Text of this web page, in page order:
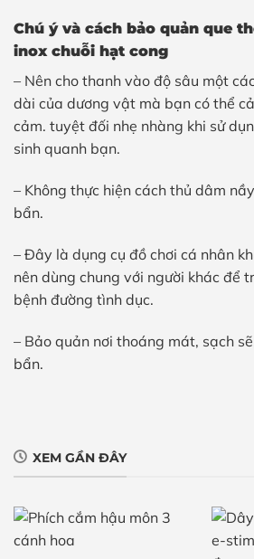
Chú ý và cách bảo quản que
inox chuỗi hạt cong
– Nên cho thanh vào độ sâu một
dài của dương vật mà bạn có thể
cảm. tuyệt đối nhẹ nhàng khi sử
sinh quanh bạn.
– Không thực hiện cách thủ dâm
bẩn.
– Đây là dụng cụ đồ chơi cá nhân
nên dùng chung với người khác để
bệnh đường tình dục.
– Bảo quản nơi thoáng mát, sạch
bẩn.
XEM GẦN ĐÂY